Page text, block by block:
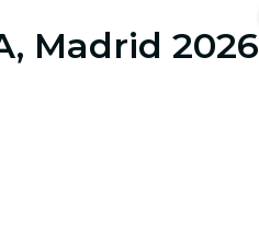
Madrid 2026